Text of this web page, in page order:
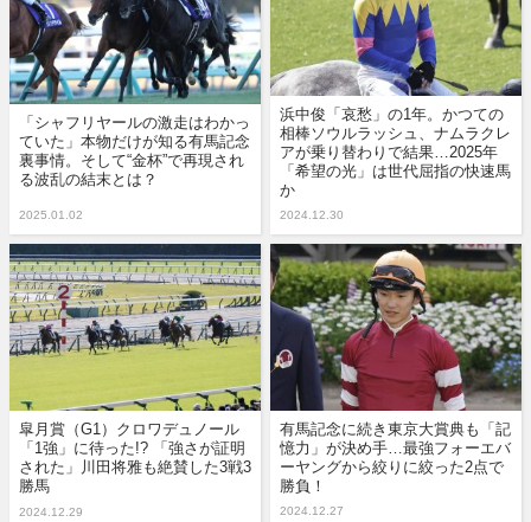
「シャフリヤールの激走はわかっ
ていた」本物だけが知る有馬記念
裏事情。そして“金杯”で再現され
る波乱の結末とは？
2025.01.02
浜中俊「哀愁」の1年。かつての
相棒ソウルラッシュ、ナムラクレ
アが乗り替わりで結果…2025年
「希望の光」は世代屈指の快速馬
か
2024.12.30
皐月賞（G1）クロワデュノール
「1強」に待った!? 「強さが証明
された」川田将雅も絶賛した3戦3
勝馬
2024.12.29
有馬記念に続き東京大賞典も「記
憶力」が決め手…最強フォーエバ
ーヤングから絞りに絞った2点で
勝負！
2024.12.27